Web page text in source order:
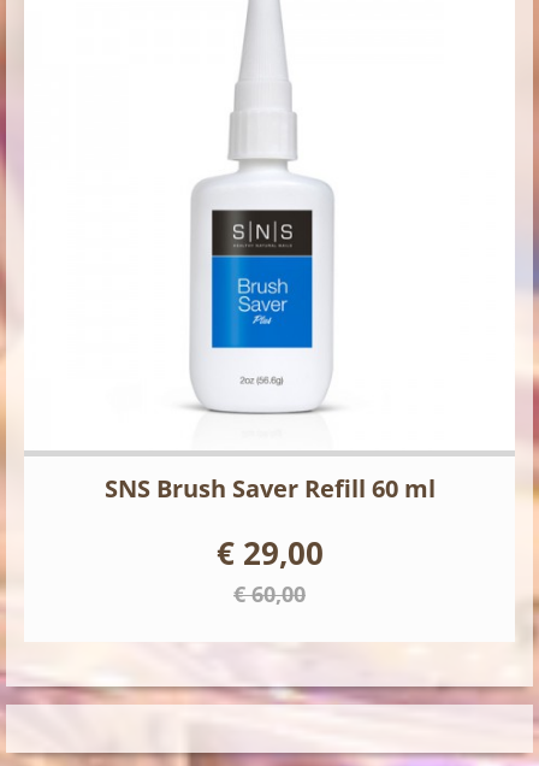
SNS Brush Saver Refill 60 ml
€ 29,00
€ 60,00